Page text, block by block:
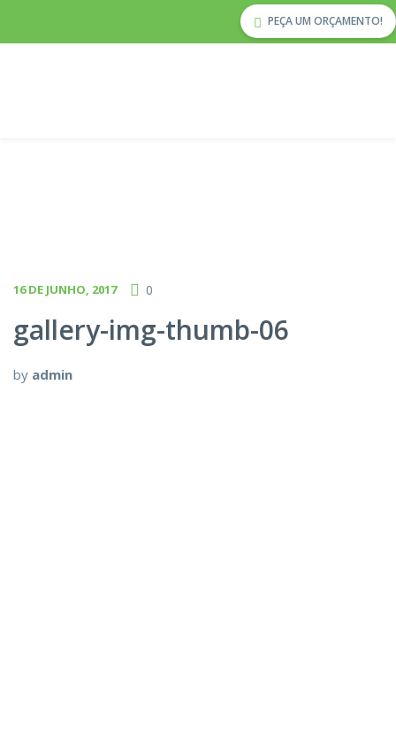
PEÇA UM ORÇAMENTO!
16 DE JUNHO, 2017 0
gallery-img-thumb-06
by admin